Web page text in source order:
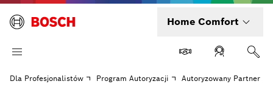
Home Comfort
Dla Profesjonalistów Program Autoryzacji Autoryzowany Partner